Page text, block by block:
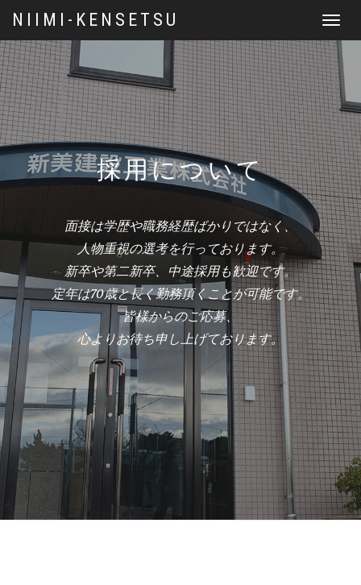
Toggle
NIIMI-KENSETSU
採用について
面接は学歴や職務経歴ばかりではなく、
人物重視の選考を行っております。
新卒や第二新卒、中途採用も歓迎です。
定年は70歳と長く勤務頂くことが可能です。
皆様からのご応募、
心よりお待ち申し上げております。